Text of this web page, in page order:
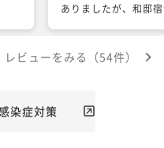
ありましたが、和邸
しめました。和邸専
のがよかったです
レビューをみる（54件）
染症対策